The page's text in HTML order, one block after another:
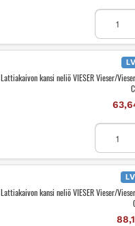
kansi
VIESER
Vieser/
RST/
Classic/
määrä
Lattiakaivon kansi neliö VIESER Vieser/
kansi
neliö
VIESER
Vieser/
RST/
määrä
Lattiakaivon kansi neliö VIESER Vieser/